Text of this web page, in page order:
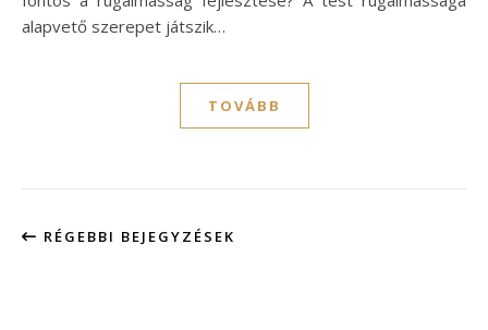
alapvető szerepet játszik…
TOVÁBB
RÉGEBBI BEJEGYZÉSEK